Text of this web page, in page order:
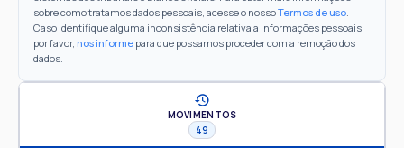
sobre como tratamos dados pessoais, acesse o nossoTermos de uso.
Caso identifique alguma inconsistência relativa a informações pessoais,
por favor, nos informe para que possamos proceder com a remoção dos
dados.
MOVIMENTOS
49